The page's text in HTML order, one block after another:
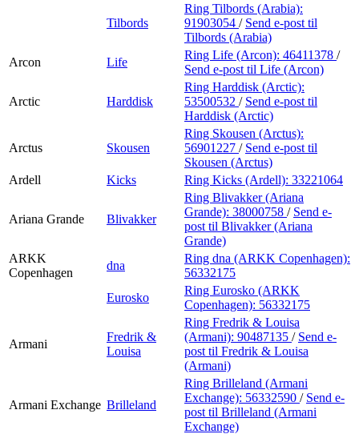
Tilbords
Ring Tilbords (Arabia):
91903054 / Send e-post til
Tilbords (Arabia)
Arcon
Life
Ring Life (Arcon): 46411378 /
Send e-post til Life (Arcon)
Arctic Harddisk
Ring Harddisk (Arctic):
53500532 / Send e-post til
Harddisk (Arctic)
Arctus Skousen
Ring Skousen (Arctus):
56901227 / Send e-post til
Skousen (Arctus)
Ardell
Kicks Ring Kicks (Ardell): 33221064
Ariana Grande Blivakker
Ring Blivakker (Ariana
Grande): 38000758 / Send e-
post til Blivakker (Ariana
Grande)
ARKK
Copenhagen
dna
Ring dna (ARKK Copenhagen):
56332175
Eurosko
Ring Eurosko (ARKK
Copenhagen): 56332175
Armani
Fredrik &
Louisa
Ring Fredrik & Louisa
(Armani): 90487135 / Send e-
post til Fredrik & Louisa
(Armani)
Armani Exchange Brilleland
Ring Brilleland (Armani
Exchange): 56332590 / Send e-
post til Brilleland (Armani
Exchange)